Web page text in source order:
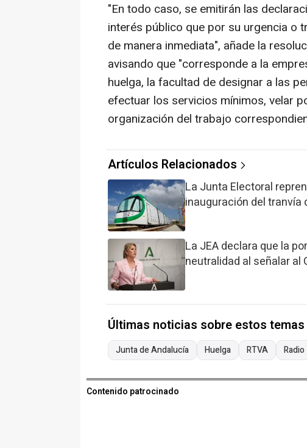
"En todo caso, se emitirán las
interés público que por su urgencia o
de manera inmediata", añade la
avisando que "corresponde a la
huelga, la facultad de designar a las
efectuar los servicios mínimos, velar
organización del trabajo
Artículos Relacionados
La Junta Electoral
inauguración del tranvía
La JEA declara que la
neutralidad al señalar al
Últimas noticias sobre estos temas
Junta de Andalucía Huelga RTVA Radio
Contenido patrocinado